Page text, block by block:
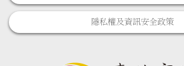
隱私權及資訊安全政策